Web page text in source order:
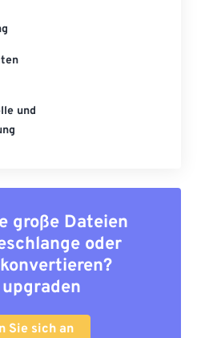
und
große Dateien
oder
Sie sich an